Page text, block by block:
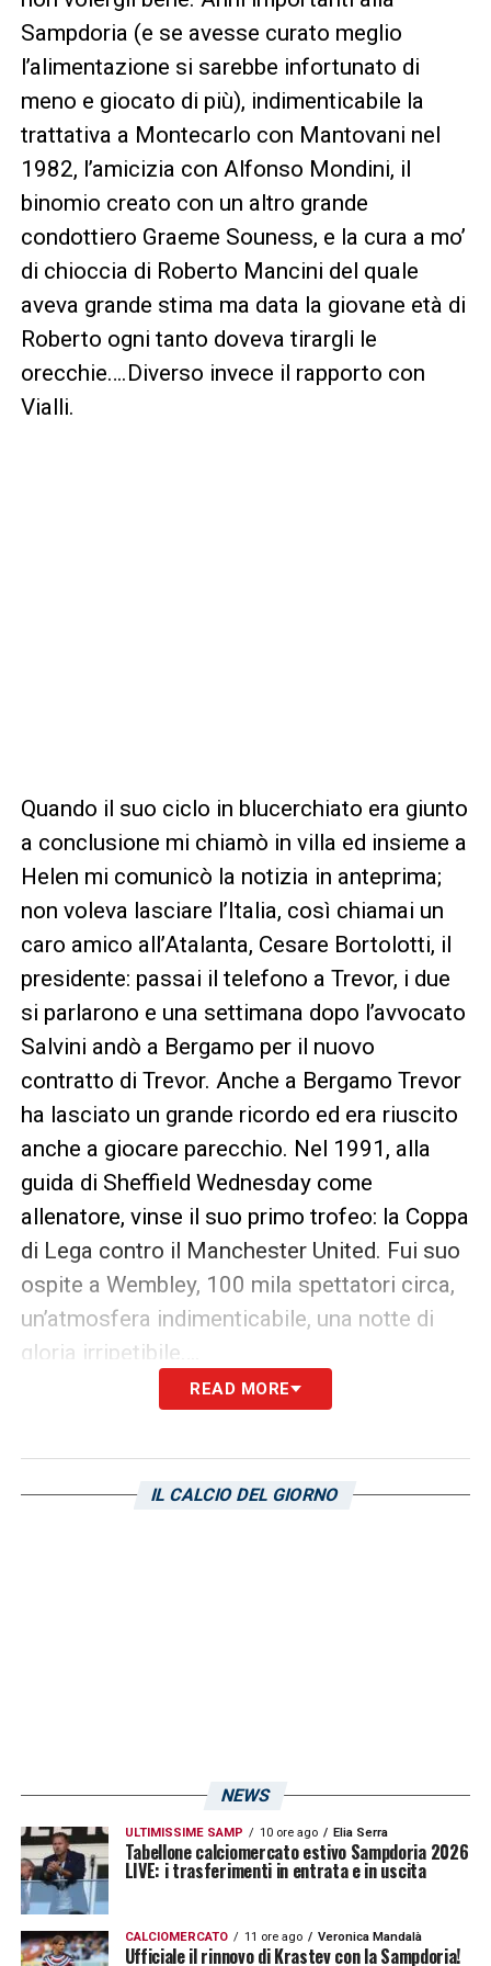
Sampdoria (e se avesse curato meglio
l’alimentazione si sarebbe infortunato di
meno e giocato di più), indimenticabile la
trattativa a Montecarlo con Mantovani nel
1982, l’amicizia con Alfonso Mondini, il
binomio creato con un altro grande
condottiero Graeme Souness, e la cura a mo’
di chioccia di Roberto Mancini del quale
aveva grande stima ma data la giovane età di
Roberto ogni tanto doveva tirargli le
orecchie….Diverso invece il rapporto con
Vialli.
Quando il suo ciclo in blucerchiato era giunto
a conclusione mi chiamò in villa ed insieme a
Helen mi comunicò la notizia in anteprima;
non voleva lasciare l’Italia, così chiamai un
caro amico all’Atalanta, Cesare Bortolotti, il
presidente: passai il telefono a Trevor, i due
si parlarono e una settimana dopo l’avvocato
Salvini andò a Bergamo per il nuovo
contratto di Trevor. Anche a Bergamo Trevor
ha lasciato un grande ricordo ed era riuscito
anche a giocare parecchio. Nel 1991, alla
guida di Sheffield Wednesday come
allenatore, vinse il suo primo trofeo: la Coppa
di Lega contro il Manchester United. Fui suo
ospite a Wembley, 100 mila spettatori circa,
un’atmosfera indimenticabile, una notte di
gloria irripetibile….
Infine un aneddoto che pochi conoscono:
estimatori: in Inghilterra era però lo stopper
Walker, ma non può spendere molto e mi ha
rispose: voglio fare un affare con Trevor, sai
quanto può spendere? Gli risposi: il massimo
che ha a disposizione sono 5 milioni e 400
mila sterline, la Sampdoria potrebbe chiudere
READ MORE
IL CALCIO DEL GIORNO
NEWS
ULTIMISSIME SAMP 10 ore ago Elia Serra
Tabellone calciomercato estivo Sampdoria 2026
LIVE: i trasferimenti in entrata e in uscita
CALCIOMERCATO 11 ore ago Veronica Mandalà
Ufficiale il rinnovo di Krastev con la Sampdoria!